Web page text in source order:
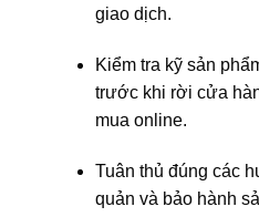
giao dịch.
Kiểm tra kỹ sản
trước khi rời cửa
mua online.
Tuân thủ đúng các
quản và bảo hành